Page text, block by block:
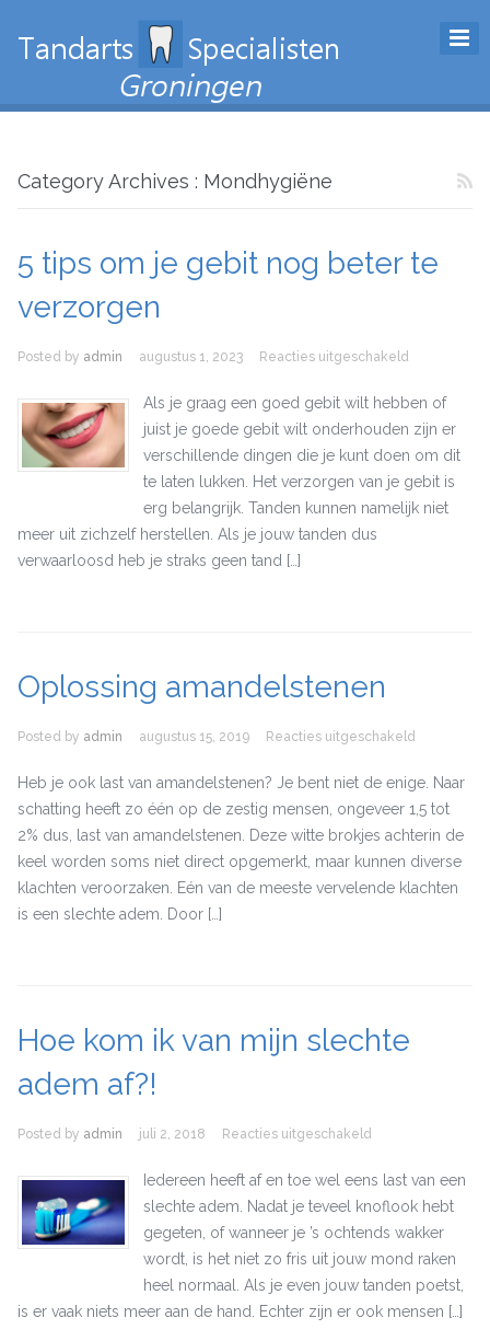
Category Archives : Mondhygiëne
5 tips om je gebit nog beter te
verzorgen
Posted by admin augustus 1, 2023 Reacties uitgeschakeld
nog beter te
verzorgen
Als je graag een goed gebit wilt hebben of
juist je goede gebit wilt onderhouden zijn er
verschillende dingen die je kunt doen om dit
te laten lukken. Het verzorgen van je gebit is
erg belangrijk. Tanden kunnen namelijk niet
meer uit zichzelf herstellen. Als je jouw tanden dus
verwaarloosd heb je straks geen tand […]
Oplossing amandelstenen
Posted by admin augustus 15, 2019 Reacties uitgeschakeld
Heb je ook last van amandelstenen? Je bent niet de enige. Naar
schatting heeft zo één op de zestig mensen, ongeveer 1,5 tot
2% dus, last van amandelstenen. Deze witte brokjes achterin de
keel worden soms niet direct opgemerkt, maar kunnen diverse
klachten veroorzaken. Eén van de meeste vervelende klachten
is een slechte adem. Door […]
Hoe kom ik van mijn slechte
adem af?!
Posted by admin juli 2, 2018 Reacties uitgeschakeld
adem af?!
Iedereen heeft af en toe wel eens last van een
slechte adem. Nadat je teveel knoflook hebt
gegeten, of wanneer je ’s ochtends wakker
wordt, is het niet zo fris uit jouw mond raken
heel normaal. Als je even jouw tanden poetst,
is er vaak niets meer aan de hand. Echter zijn er ook mensen […]